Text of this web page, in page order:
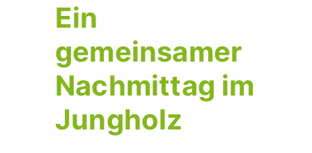
Ein
gemeinsamer
Nachmittag im
Jungholz